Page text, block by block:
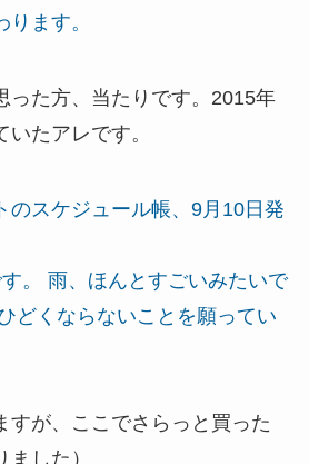
ます。
った方、当たりです。2015年
たアレです。
のスケジュール帳、9月10日発
。 雨、ほんとすごいみたいで
どくならないことを願ってい
すが、ここでさらっと買った
した）